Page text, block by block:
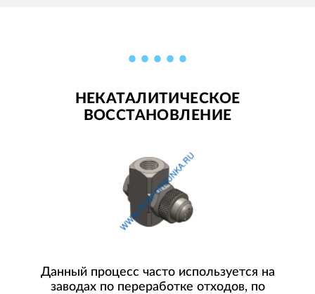
НЕКАТАЛИТИЧЕСКОЕ
ВОССТАНОВЛЕНИЕ
Данный процесс часто используется на
заводах по переработке отходов, по